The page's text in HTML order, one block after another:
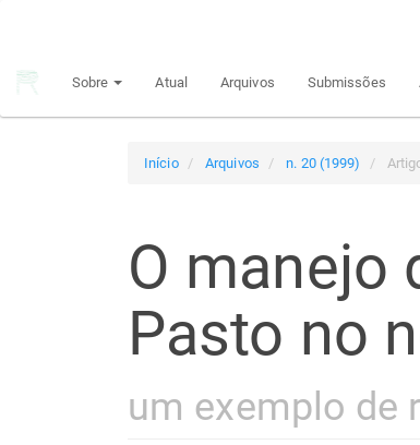
principal
Sobre Atual Arquivos Submissões
Início Arquivos n. 20 (1999)
O manejo
Pasto no
um exemplo de